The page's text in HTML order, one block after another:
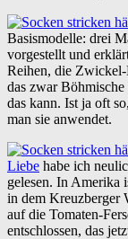
Basismodelle: drei
vorgestellt und
Reihen, die Zwickel-
das zwar
das kann. Ist ja oft
man sie anwendet.
Liebe habe ich
gelesen. In Amerika
in dem Kreuzberger
auf die Tomaten-
entschlossen, das